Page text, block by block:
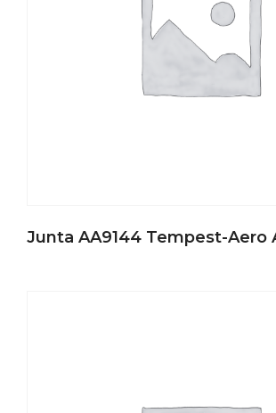
Junta AA9144 Tempest-Aero